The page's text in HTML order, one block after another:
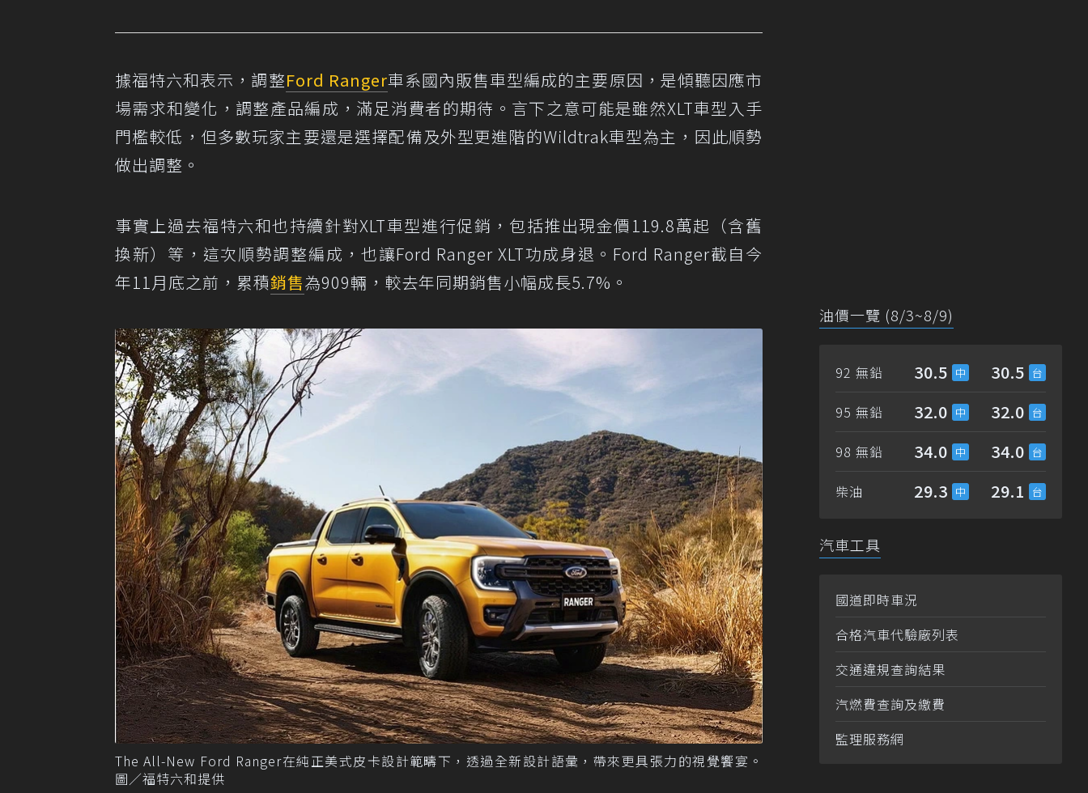
據福特六和表示，調整Ford Ranger車系國內販售車型編成的主要原因，是傾聽因應市
場需求和變化，調整產品編成，滿足消費者的期待。言下之意可能是雖然XLT車型入手
門檻較低，但多數玩家主要還是選擇配備及外型更進階的Wildtrak車型為主，因此順勢
做出調整。
事實上過去福特六和也持續針對XLT車型進行促銷，包括推出現金價119.8萬起（含舊
換新）等，這次順勢調整編成，也讓Ford Ranger XLT功成身退。Ford Ranger截自今
年11月底之前，累積銷售為909輛，較去年同期銷售小幅成長5.7%。
The All-New Ford Ranger在純正美式皮卡設計範疇下，透過全新設計語彙，帶來更具張力的視覺饗宴。
圖／福特六和提供
油價一覽 (8/3~8/9)
92 無鉛 30.5 30.5
95 無鉛 32.0 32.0
98 無鉛 34.0 34.0
柴油 29.3 29.1
汽車工具
國道即時車況
合格汽車代驗廠列表
交通違規查詢結果
汽燃費查詢及繳費
監理服務網